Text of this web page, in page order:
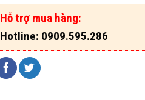
Hỗ trợ mua hàng:
Hotline: 0909.595.286